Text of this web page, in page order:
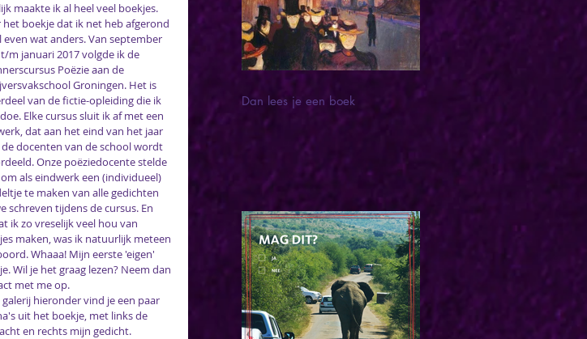
maakte ik al heel veel boekjes.
het boekje dat ik net heb afgerond
even wat anders. Van september
m januari 2017 volgde ik de
Poëzie aan de
Groningen. Het is
van de fictie-opleiding die ik
Elke cursus sluit ik af met een
dat aan het eind van het jaar
docenten van de school wordt
Onze poëziedocente stelde
als eindwerk een (individueel)
te maken van alle gedichten
schreven tijdens de cursus. En
ik zo vreselijk veel hou van
maken, was ik natuurlijk meteen
Whaaa! Mijn eerste 'eigen'
Wil je het graag lezen? Neem dan
met me op.
galerij hieronder vind je een paar
uit het boekje, met links de
en rechts mijn gedicht.
Dan lees je een boek